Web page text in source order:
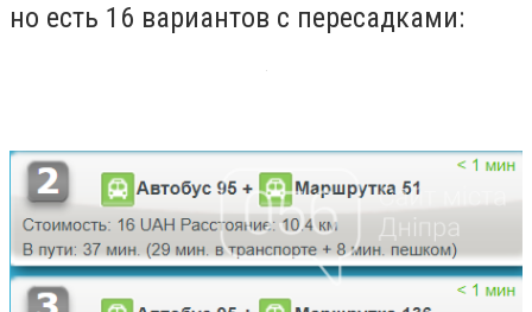
но есть 16 вариантов с пересадками: